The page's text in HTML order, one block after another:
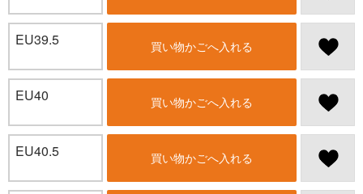
EU39.5 買い物かごへ入れる
EU40 買い物かごへ入れる
EU40.5 買い物かごへ入れる